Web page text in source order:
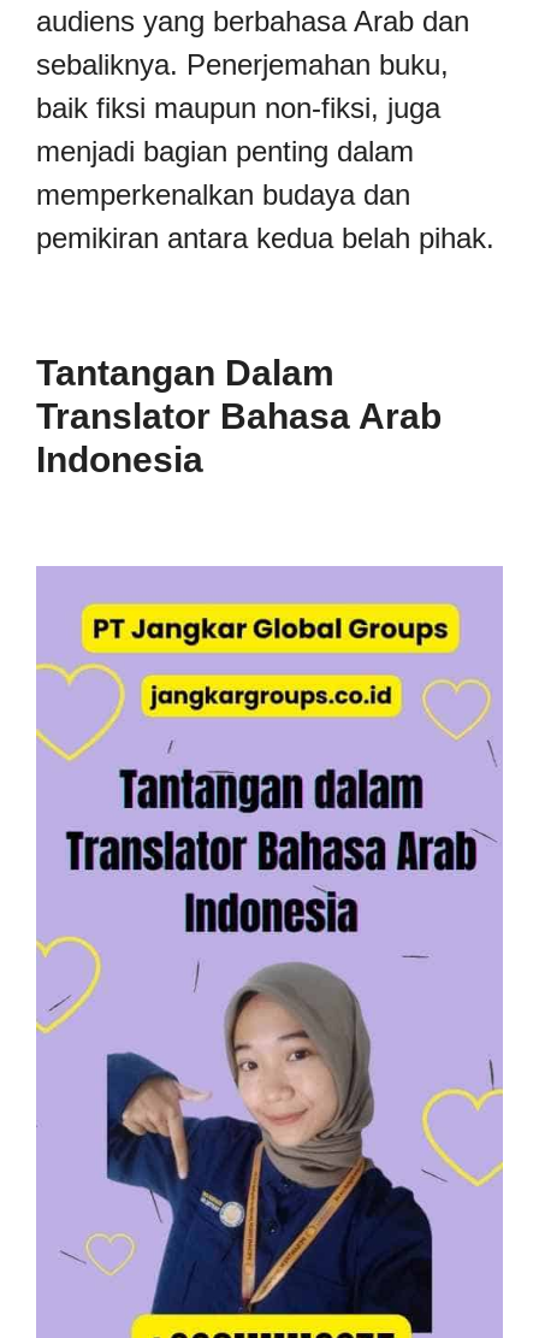
audiens yang berbahasa Arab dan
sebaliknya. Penerjemahan buku,
baik fiksi maupun non-fiksi, juga
menjadi bagian penting dalam
memperkenalkan budaya dan
pemikiran antara kedua belah pihak.
Tantangan Dalam
Translator Bahasa Arab
Indonesia